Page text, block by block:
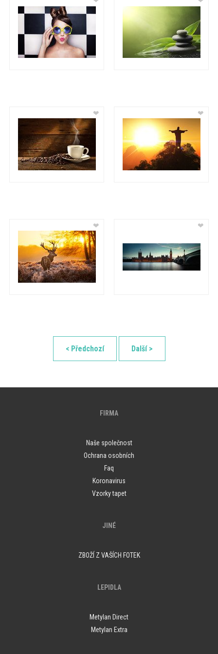
❤ ❤
❤ ❤
< Předchozí Další >
FIRMA
Naše společnost
Ochrana osobních
Faq
Koronavirus
Vzorky tapet
JINÉ
ZBOŽÍ Z VAŠÍCH FOTEK
LEPIDLA
Metylan Direct
Metylan Extra